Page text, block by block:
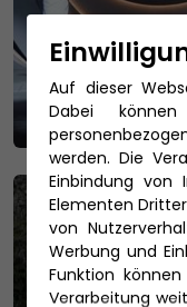
Auf dieser
Dabei können
werden. Die
Einbindung von
Elementen
von
Werbung und
Funktion
Verarbeitung